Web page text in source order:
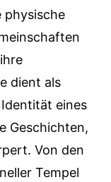
physische
dient als
eines
Geschichten,
Von den
Tempel